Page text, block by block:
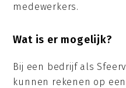
medewerkers.
Wat is er mogelijk?
Bij een bedrijf als
kunnen rekenen op